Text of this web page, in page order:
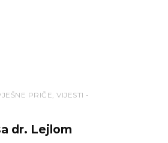
PRIČE,VIJESTI
dr. Lejlom